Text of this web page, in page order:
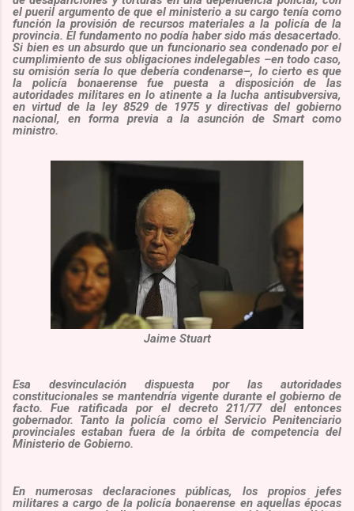
el pueril argumento de que el ministerio a su cargo tenía como
función la provisión de recursos materiales a la policía de la
provincia. El fundamento no podía haber sido más desacertado.
Si bien es un absurdo que un funcionario sea condenado por el
cumplimiento de sus obligaciones indelegables –en todo caso,
su omisión sería lo que debería condenarse–, lo cierto es que
la policía bonaerense fue puesta a disposición de las
autoridades militares en lo atinente a la lucha antisubversiva,
en virtud de la ley 8529 de 1975 y directivas del gobierno
nacional, en forma previa a la asunción de Smart como
ministro.
Jaime Stuart
Esa desvinculación dispuesta por las autoridades
constitucionales se mantendría vigente durante el gobierno de
facto. Fue ratificada por el decreto 211/77 del entonces
gobernador. Tanto la policía como el Servicio Penitenciario
provinciales estaban fuera de la órbita de competencia del
Ministerio de Gobierno.
En numerosas declaraciones públicas, los propios jefes
militares a cargo de la policía bonaerense en aquellas épocas